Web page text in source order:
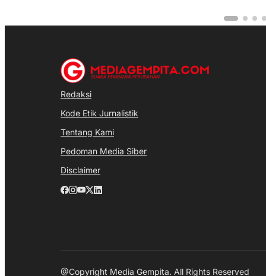
Redaksi
Kode Etik Jurnalistik
Tentang Kami
Pedoman Media Siber
Disclaimer
@Copyright Media Gempita. All Rights Reserved